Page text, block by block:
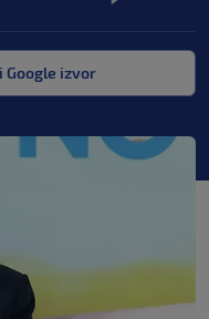
Google izvor